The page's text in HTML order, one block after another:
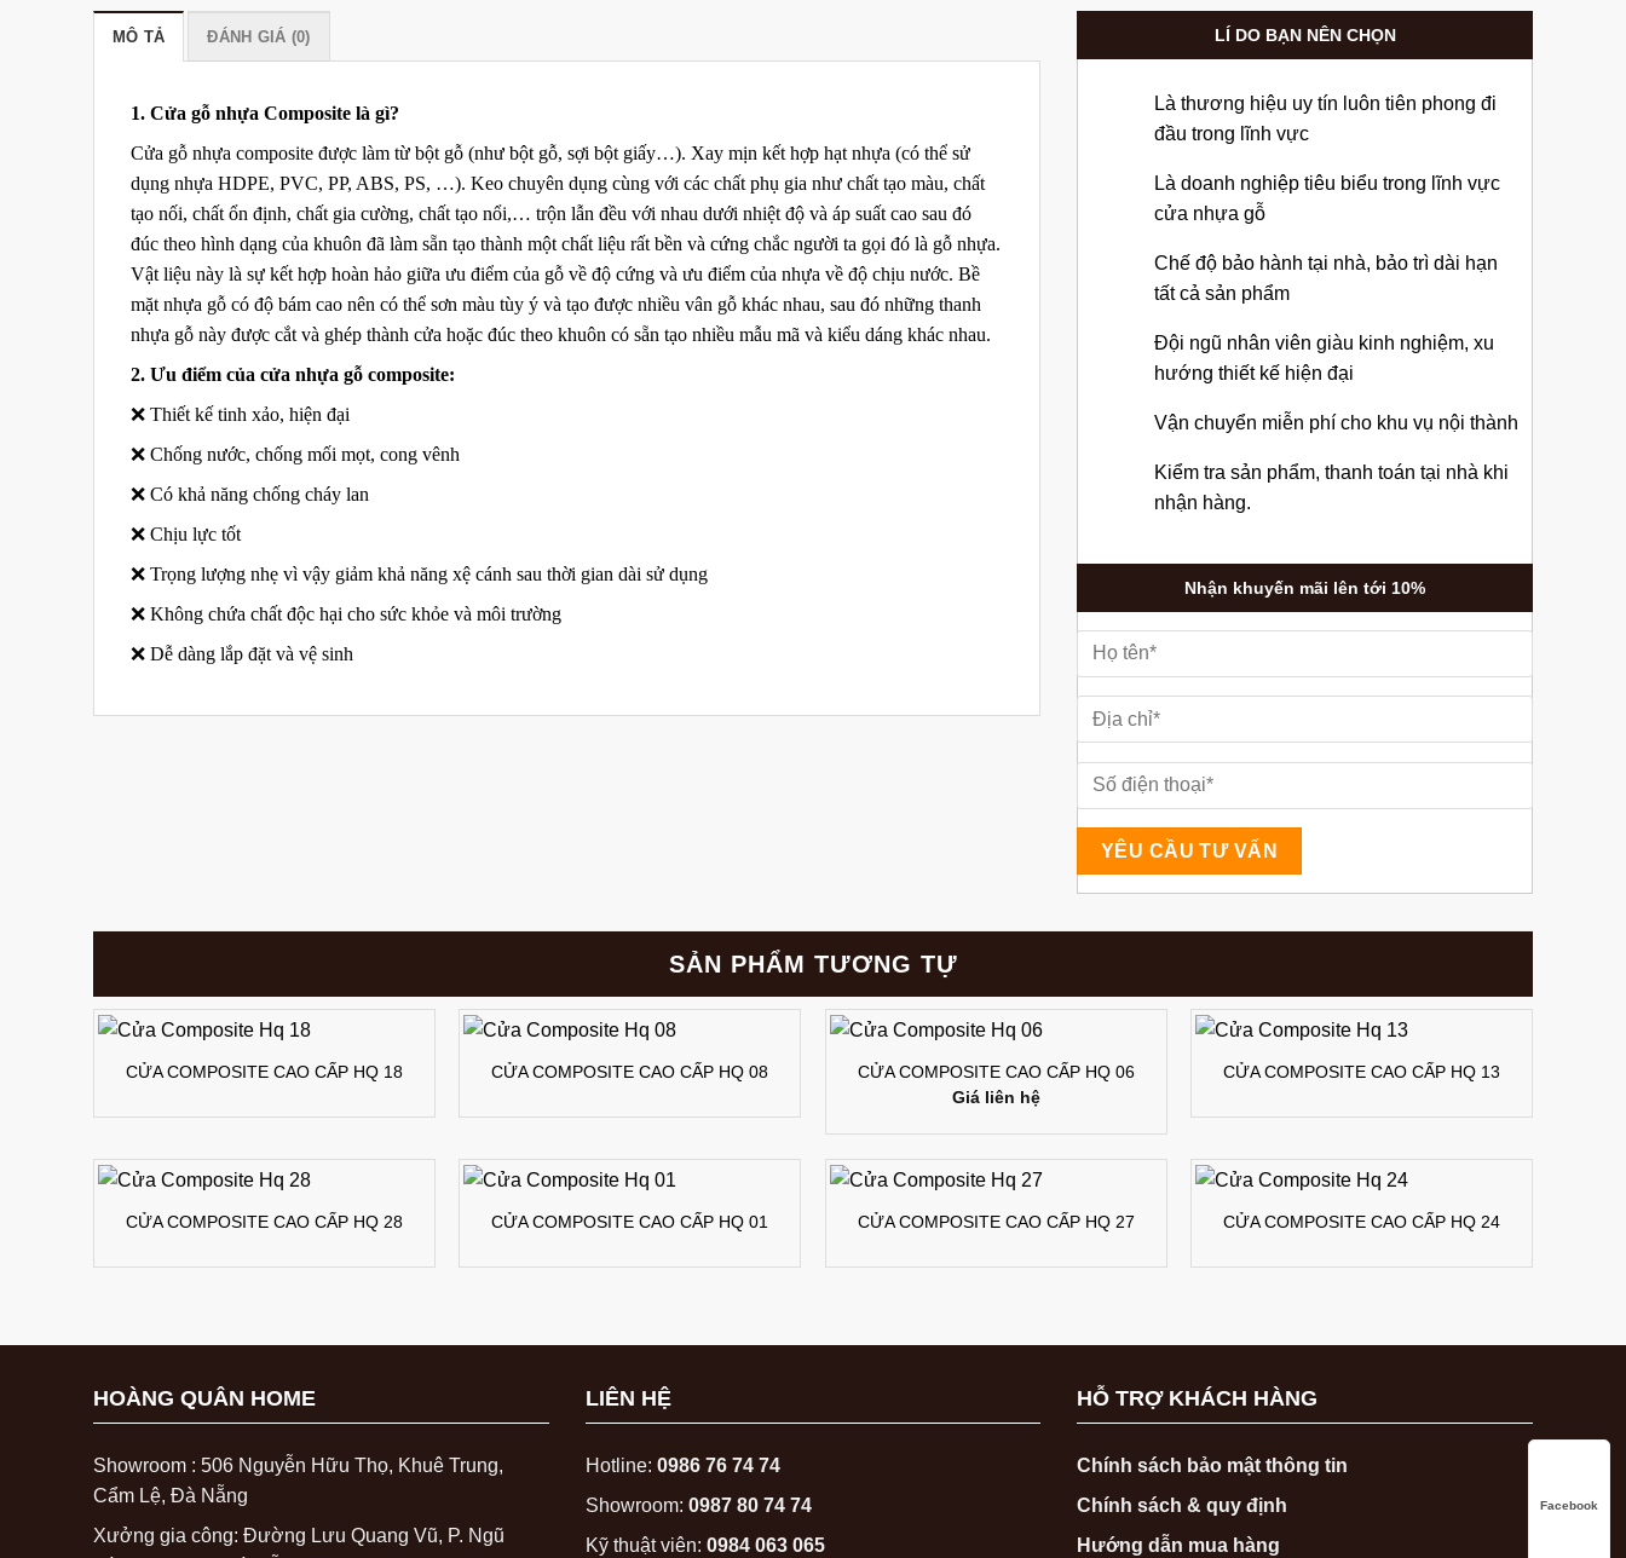
MÔ TẢ ĐÁNH GIÁ (0)
1. Cửa gỗ nhựa Composite là gì?
Cửa gỗ nhựa composite được làm từ bột gỗ (như bột gỗ, sợi bột giấy…). Xay mịn kết hợp hạt nhựa (có thể sử
dụng nhựa HDPE, PVC, PP, ABS, PS, …). Keo chuyên dụng cùng với các chất phụ gia như chất tạo màu, chất
tạo nối, chất ổn định, chất gia cường, chất tạo nổi,… trộn lẫn đều với nhau dưới nhiệt độ và áp suất cao sau đó
đúc theo hình dạng của khuôn đã làm sẵn tạo thành một chất liệu rất bền và cứng chắc người ta gọi đó là gỗ nhựa.
Vật liệu này là sự kết hợp hoàn hảo giữa ưu điểm của gỗ về độ cứng và ưu điểm của nhựa về độ chịu nước. Bề
mặt nhựa gỗ có độ bám cao nên có thể sơn màu tùy ý và tạo được nhiều vân gỗ khác nhau, sau đó những thanh
nhựa gỗ này được cắt và ghép thành cửa hoặc đúc theo khuôn có sẵn tạo nhiều mẫu mã và kiểu dáng khác nhau.
2. Ưu điểm của cửa nhựa gỗ composite:
❌ Thiết kế tinh xảo, hiện đại
❌ Chống nước, chống mối mọt, cong vênh
❌ Có khả năng chống cháy lan
❌ Chịu lực tốt
❌ Trọng lượng nhẹ vì vậy giảm khả năng xệ cánh sau thời gian dài sử dụng
❌ Không chứa chất độc hại cho sức khỏe và môi trường
❌ Dễ dàng lắp đặt và vệ sinh
LÍ DO BẠN NÊN CHỌN
Là thương hiệu uy tín luôn tiên phong đi
đầu trong lĩnh vực
Là doanh nghiệp tiêu biểu trong lĩnh vực
cửa nhựa gỗ
Chế độ bảo hành tại nhà, bảo trì dài hạn
tất cả sản phẩm
Đội ngũ nhân viên giàu kinh nghiệm, xu
hướng thiết kế hiện đại
Vận chuyển miễn phí cho khu vụ nội thành
Kiểm tra sản phẩm, thanh toán tại nhà khi
nhận hàng.
Nhận khuyến mãi lên tới 10%
SẢN PHẨM TƯƠNG TỰ
CỬA COMPOSITE CAO CẤP HQ 18 CỬA COMPOSITE CAO CẤP HQ 08
CỬA COMPOSITE CAO CẤP HQ 06
Giá liên hệ
CỬA COMPOSITE CAO CẤP HQ 13
CỬA COMPOSITE CAO CẤP HQ 28 CỬA COMPOSITE CAO CẤP HQ 01 CỬA COMPOSITE CAO CẤP HQ 27 CỬA COMPOSITE CAO CẤP HQ 24
HOÀNG QUÂN HOME
Showroom : 506 Nguyễn Hữu Thọ, Khuê Trung,
Cẩm Lệ, Đà Nẵng
Xưởng gia công: Đường Lưu Quang Vũ, P. Ngũ
LIÊN HỆ
Hotline: 0986 76 74 74
Showroom: 0987 80 74 74
Kỹ thuật viên: 0984 063 065
HỖ TRỢ KHÁCH HÀNG
Chính sách bảo mật thông tin
Chính sách & quy định
Hướng dẫn mua hàng
Facebook